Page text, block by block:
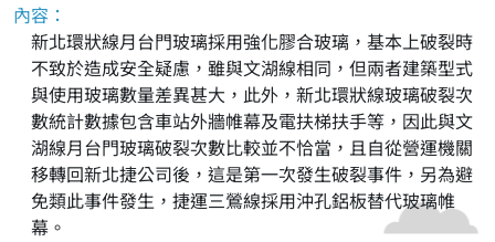
內容：
新北環狀線月台門玻璃採用強化膠合玻璃，基本上破裂時
不致於造成安全疑慮，雖與文湖線相同，但兩者建築型式
與使用玻璃數量差異甚大，此外，新北環狀線玻璃破裂次
數統計數據包含車站外牆帷幕及電扶梯扶手等，因此與文
湖線月台門玻璃破裂次數比較並不恰當，且自從營運機關
移轉回新北捷公司後，這是第一次發生破裂事件，另為避
免類此事件發生，捷運三鶯線採用沖孔鋁板替代玻璃帷
幕。